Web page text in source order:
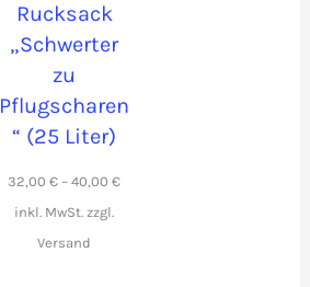
Rucksack
„Schwerter
zu
Pflugscharen
“ (25 Liter)
32,00€ –40,00€